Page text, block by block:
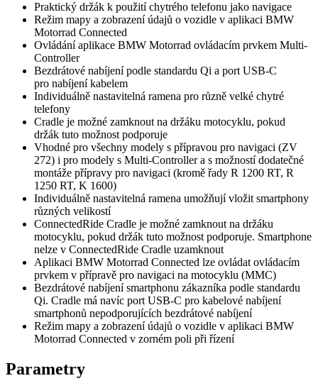
Praktický držák k použití chytrého telefonu jako navigace
Režim mapy a zobrazení údajů o vozidle v aplikaci BMW
Motorrad Connected
Ovládání aplikace BMW Motorrad ovládacím prvkem Multi-
Controller
Bezdrátové nabíjení podle standardu Qi a port USB-C
pro nabíjení kabelem
Individuálně nastavitelná ramena pro různě velké chytré
telefony
Cradle je možné zamknout na držáku motocyklu, pokud
držák tuto možnost podporuje
Vhodné pro všechny modely s přípravou pro navigaci (ZV
272) i pro modely s Multi-Controller a s možností dodatečné
montáže přípravy pro navigaci (kromě řady R 1200 RT, R
1250 RT, K 1600)
Individuálně nastavitelná ramena umožňují vložit smartphony
různých velikostí
ConnectedRide Cradle je možné zamknout na držáku
motocyklu, pokud držák tuto možnost podporuje. Smartphone
nelze v ConnectedRide Cradle uzamknout
Aplikaci BMW Motorrad Connected lze ovládat ovládacím
prvkem v přípravě pro navigaci na motocyklu (MMC)
Bezdrátové nabíjení smartphonu zákazníka podle standardu
Qi. Cradle má navíc port USB-C pro kabelové nabíjení
smartphonů nepodporujících bezdrátové nabíjení
Režim mapy a zobrazení údajů o vozidle v aplikaci BMW
Motorrad Connected v zorném poli při řízení
Parametry